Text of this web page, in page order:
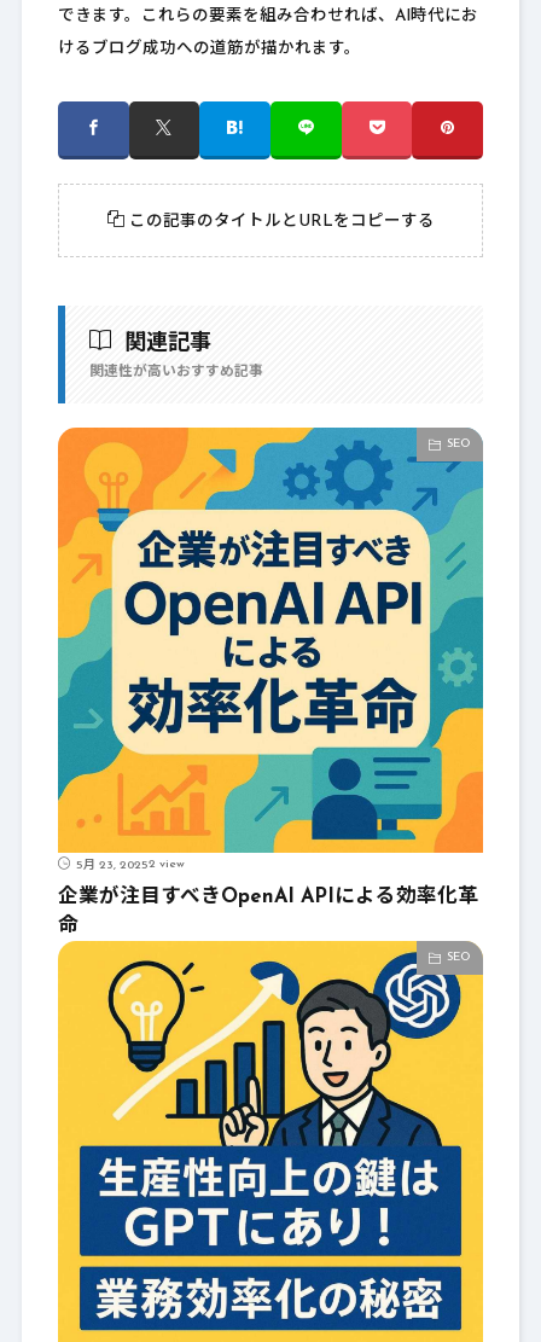
できます。これらの要素を組み合わせれば、AI時代にお
けるブログ成功への道筋が描かれます。
この記事のタイトルとURLをコピーする
関連記事
関連性が高いおすすめ記事
SEO
5月 23, 20252 view
企業が注目すべきOpenAI APIによる効率化革
命
SEO